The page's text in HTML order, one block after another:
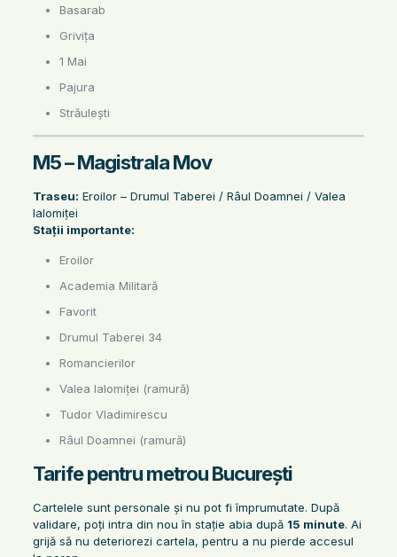
Basarab
Grivița
1 Mai
Pajura
Străulești
M5 – Magistrala Mov
Traseu: Eroilor – Drumul Taberei / Râul Doamnei / Valea
Ialomiței
Stații importante:
Eroilor
Academia Militară
Favorit
Drumul Taberei 34
Romancierilor
Valea Ialomiței (ramură)
Tudor Vladimirescu
Râul Doamnei (ramură)
Tarife pentru metrou București
Cartelele sunt personale și nu pot fi împrumutate. După
validare, poți intra din nou în stație abia după 15 minute. Ai
grijă să nu deteriorezi cartela, pentru a nu pierde accesul